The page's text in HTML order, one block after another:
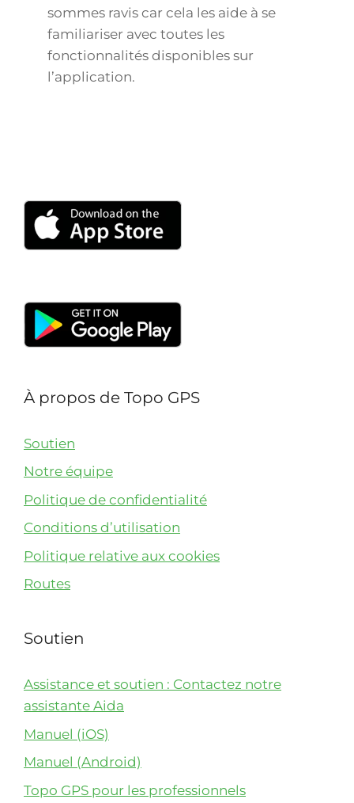
sommes ravis car cela les aide à se
familiariser avec toutes les
fonctionnalités disponibles sur
l’application.
À propos de Topo GPS
Soutien
Notre équipe
Politique de confidentialité
Conditions d’utilisation
Politique relative aux cookies
Routes
Soutien
Assistance et soutien : Contactez notre
assistante Aida
Manuel (iOS)
Manuel (Android)
Topo GPS pour les professionnels